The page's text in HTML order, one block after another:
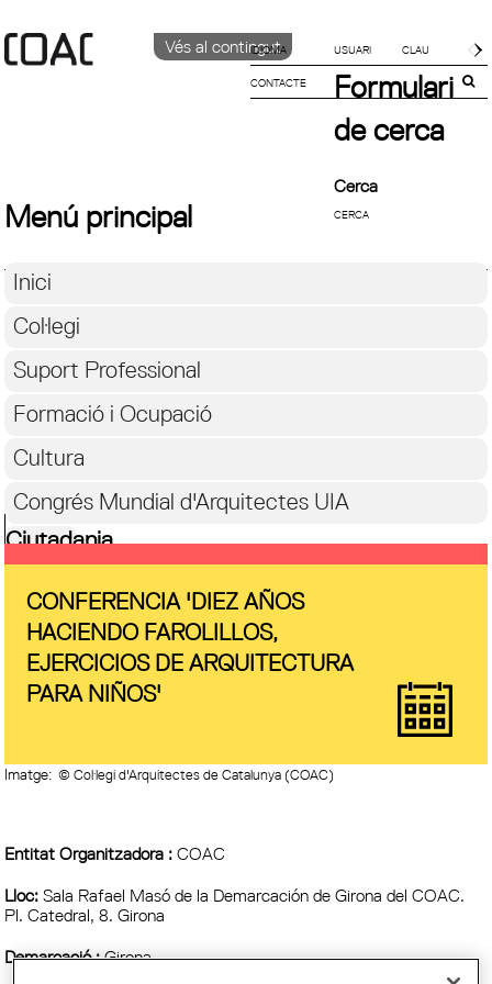
Vés al contingut
IDIOMA
CATALÀ
CONTACTE
Formulari
de cerca
Cerca
Menú principal
Inici
Col·legi
Suport Professional
Formació i Ocupació
Cultura
Congrés Mundial d'Arquitectes UIA
Ciutadania
CONFERENCIA 'DIEZ AÑOS
HACIENDO FAROLILLOS,
EJERCICIOS DE ARQUITECTURA
PARA NIÑOS'
Imatge: © Col·legi d'Arquitectes de Catalunya (COAC)
Entitat Organitzadora :COAC
Lloc:Sala Rafael Masó de la Demarcación de Girona del COAC.
Pl. Catedral, 8. Girona
Demarcació :Girona